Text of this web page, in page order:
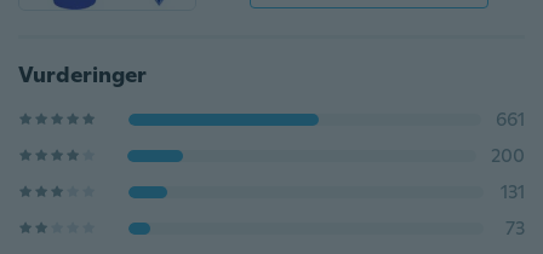
Vurderinger
661
200
131
73